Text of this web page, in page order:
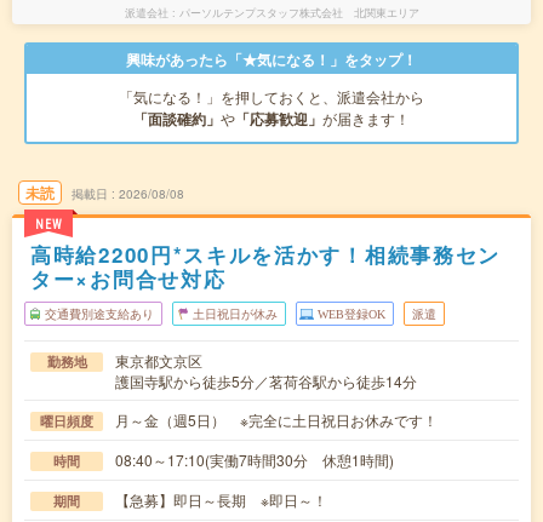
派遣会社 パーソルテンプスタッフ株式会社 北関東エリア
興味があったら「★気になる！」をタップ！
「気になる！」を押しておくと、派遣会社から
「面談確約」 や 「応募歓迎」 が届きます！
未読
NEW
掲載日 2026/08/08
高時給2200円*スキルを活かす！相続事務セン
ター×お問合せ対応
交通費別途支給あり 土日祝日が休み WEB登録OK 派遣
勤務地
東京都文京区
護国寺駅から徒歩5分／茗荷谷駅から徒歩14分
曜日頻度 月～金（週5日） ※完全に土日祝日お休みです！
時間 08:40～17:10(実働7時間30分 休憩1時間)
期間 【急募】即日～長期 ※即日～！